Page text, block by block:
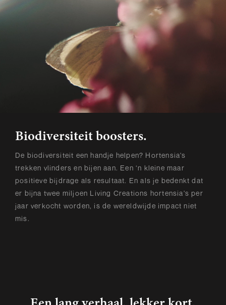
Biodiversiteit boosters.
De biodiversiteit een handje helpen? Hortensia's
trekken vlinders en bijen aan. Een ‘n kleine maar
positieve bijdrage als resultaat. En als je bedenkt dat
er bijna twee miljoen Living Creations hortensia's per
jaar verkocht worden, is de wereldwijde impact niet
mis.